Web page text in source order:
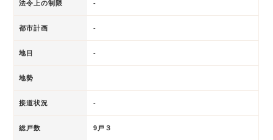
法令上の制限 -
都市計画 -
地目 -
地勢
接道状況 -
総戸数 9戸３